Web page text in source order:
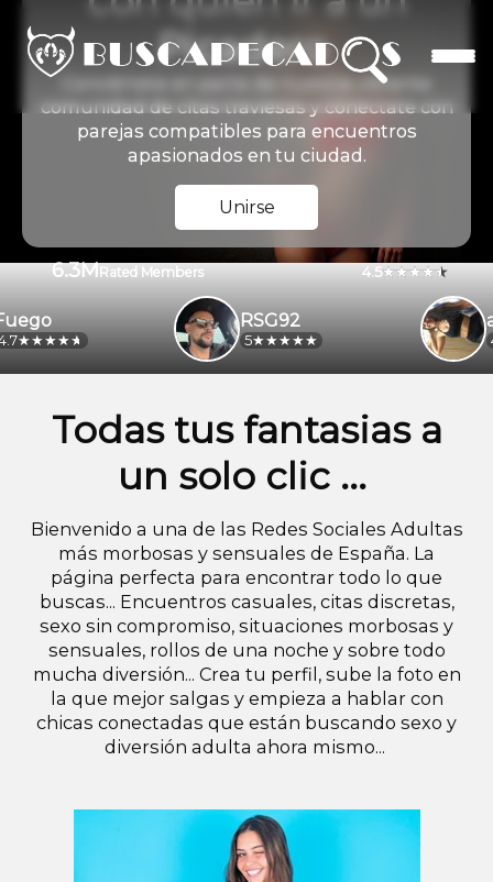
Picadero
Conviértete en parte de nuestra vibrante
comunidad de citas traviesas y conéctate con
parejas compatibles para encuentros
apasionados en tu ciudad.
Unirse
6.3MRated Members 4.5
4.2
RSG92
5
Todas tus fantasias a
un solo clic ...
Bienvenido a una de las Redes Sociales Adultas
más morbosas y sensuales de España. La
página perfecta para encontrar todo lo que
buscas... Encuentros casuales, citas discretas,
sexo sin compromiso, situaciones morbosas y
sensuales, rollos de una noche y sobre todo
mucha diversión... Crea tu perfil, sube la foto en
la que mejor salgas y empieza a hablar con
chicas conectadas que están buscando sexo y
diversión adulta ahora mismo...